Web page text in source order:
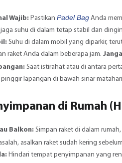
Wajib: Pastikan Padel Bag Anda
suhu di dalam tetap stabil dan
Suhu di dalam mobil yang diparkir,
raket Anda dalam beberapa jam.
Saat istirahat atau di antara
lapangan di bawah sinar
di Rumah
Balkon:Simpan raket di dalam
asalkan raket sudah kering
Hindari tempat penyimpanan yang